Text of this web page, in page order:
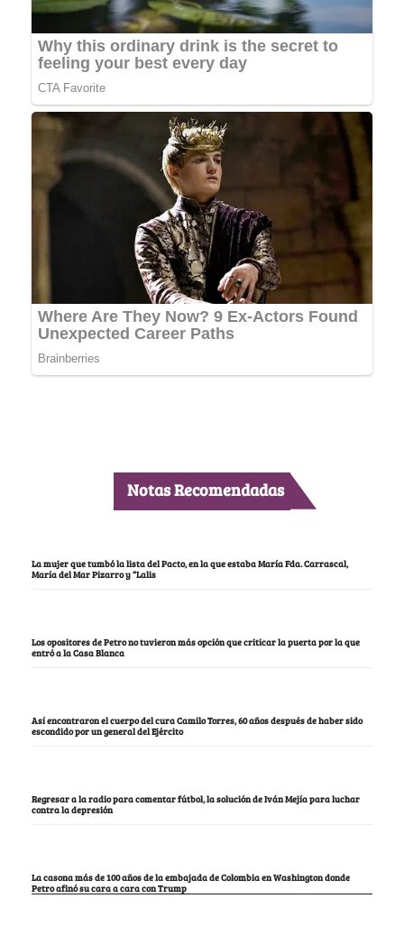
Notas Recomendadas
La mujer que tumbó la lista del Pacto, en la que estaba María Fda. Carrascal,
María del Mar Pizarro y “Lalis
Los opositores de Petro no tuvieron más opción que criticar la puerta por la que
entró a la Casa Blanca
Así encontraron el cuerpo del cura Camilo Torres, 60 años después de haber sido
escondido por un general del Ejército
Regresar a la radio para comentar fútbol, la solución de Iván Mejía para luchar
contra la depresión
La casona más de 100 años de la embajada de Colombia en Washington donde
Petro afinó su cara a cara con Trump